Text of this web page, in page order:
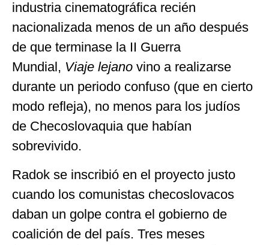
industria cinematográfica recién
nacionalizada menos de un año después
de que terminase la II Guerra
Mundial, Viaje lejano vino a realizarse
durante un periodo confuso (que en cierto
modo refleja), no menos para los judíos
de Checoslovaquia que habían
sobrevivido.
Radok se inscribió en el proyecto justo
cuando los comunistas checoslovacos
daban un golpe contra el gobierno de
coalición de del país. Tres meses